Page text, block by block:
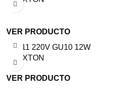
VER PRODUCTO
AR111 220V GU10 12W
TRYXTON
VER PRODUCTO